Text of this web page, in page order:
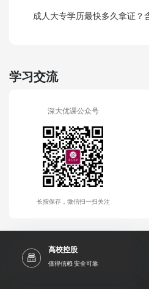
成人大专学历最快多久拿证？
学习交流
深大优课公众号
长按保存，微信扫一扫关注
高校控股
值得信赖 安全可靠